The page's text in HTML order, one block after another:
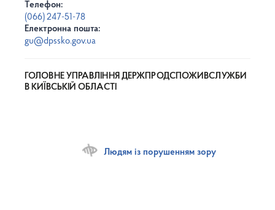
Телефон:
(066) 247-51-78
Електронна пошта:
gu@dpssko.gov.ua
ГОЛОВНЕ УПРАВЛІННЯ ДЕРЖПРОДСПОЖИВСЛУЖБИ
В КИЇВСЬКІЙ ОБЛАСТІ
Людям із порушенням зору